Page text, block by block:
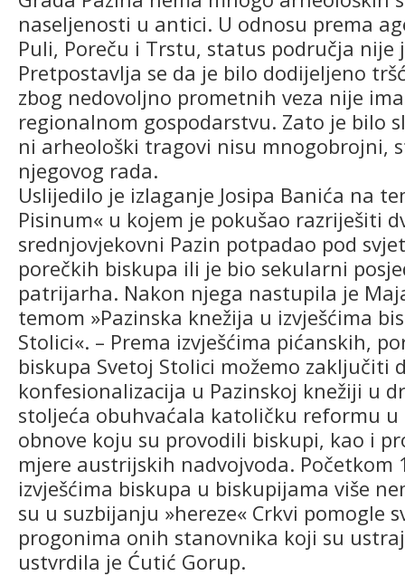
naseljenosti u antici. U odnosu prema
Puli, Poreču i Trstu, status područja nije
Pretpostavlja se da je bilo dodijeljeno
zbog nedovoljno prometnih veza nije
regionalnom gospodarstvu. Zato je bilo
ni arheološki tragovi nisu mnogobrojni,
njegovog rada.
Uslijedilo je izlaganje Josipa Banića na
Pisinum« u kojem je pokušao razriješiti
srednjovjekovni Pazin potpadao pod
porečkih biskupa ili je bio sekularni
patrijarha. Nakon njega nastupila je
temom »Pazinska knežija u izvješćima
Stolici«. – Prema izvješćima pićanskih,
biskupa Svetoj Stolici možemo zaključiti
konfesionalizacija u Pazinskoj knežiji u
stoljeća obuhvaćala katoličku reformu
obnove koju su provodili biskupi, kao i
mjere austrijskih nadvojvoda. Početkom
izvješćima biskupa u biskupijama više
su u suzbijanju »hereze« Crkvi pomogle
progonima onih stanovnika koji su
ustvrdila je Ćutić Gorup.